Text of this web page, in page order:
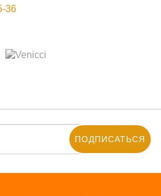
36
ПОДПИСАТЬСЯ